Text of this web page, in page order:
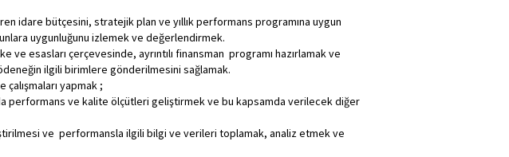
idare bütçesini, stratejik plan ve yıllık performans programına uygun
uygunluğunu izlemek ve değerlendirmek.
ve esasları çerçevesinde, ayrıntılı finansman programı hazırlamak ve
ilgili birimlere gönderilmesini sağlamak.
yapmak ;
performans ve kalite ölçütleri geliştirmek ve bu kapsamda verilecek diğer
ve performansla ilgili bilgi ve verileri toplamak, analiz etmek ve